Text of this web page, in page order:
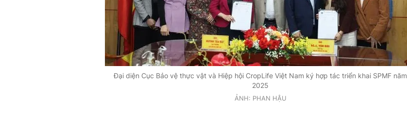
Đại diện Cục Bảo vệ thực vật và Hiệp hội CropLife Việt Nam ký hợp tác triển khai SPMF năm
2025
ẢNH: PHAN HẬU